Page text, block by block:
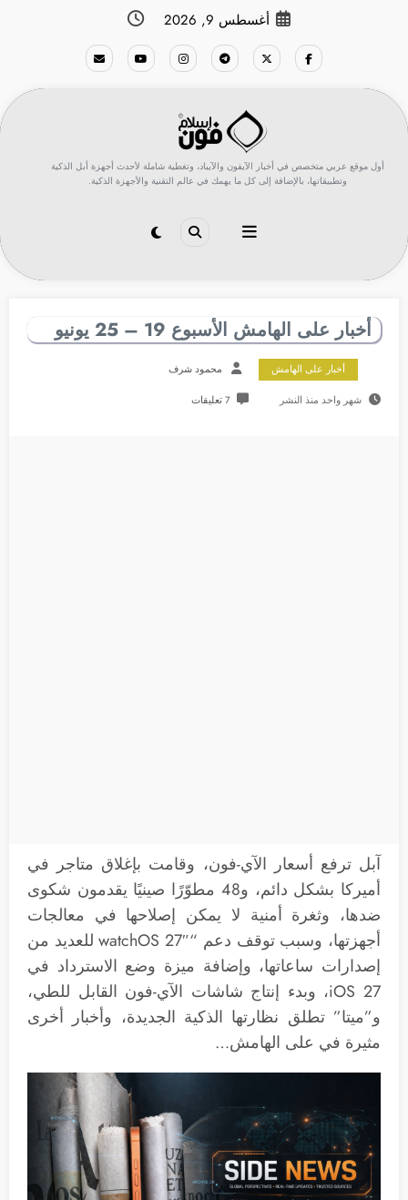
أغسطس 9, 2026
أول موقع عربي متخصص في أخبار الآيفون والآيباد، وتغطية شاملة لأحدث أجهزة أبل الذكية
وتطبيقاتها، بالإضافة إلى كل ما يهمك في عالم التقنية والأجهزة الذكية.
أخبار على الهامش الأسبوع 19 – 25 يونيو
أخبار على الهامش محمود شرف
شهر واحد منذ النشر 7 تعليقات
آبل ترفع أسعار الآي-فون، وقامت بإغلاق متاجر في
أميركا بشكل دائم، و48 مطوّرًا صينيًا يقدمون شكوى
ضدها، وثغرة أمنية لا يمكن إصلاحها في معالجات
أجهزتها، وسبب توقف دعم “watchOS 27″ للعديد من
إصدارات ساعاتها، وإضافة ميزة وضع الاسترداد في
iOS 27، وبدء إنتاج شاشات الآي-فون القابل للطي،
و”ميتا” تطلق نظارتها الذكية الجديدة، وأخبار أخرى
مثيرة في على الهامش…